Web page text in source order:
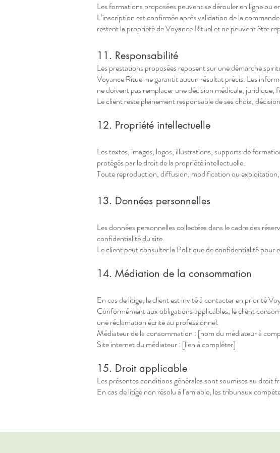
Les formations proposées peuvent se dérouler en ligne ou
L’inscription est confirmée après validation de la
restent la propriété de Voyance Rituel et ne peuvent être
11. Responsabilité
Les prestations proposées reposent sur une démarche
Voyance Rituel ne garantit aucun résultat précis. Les
ne doivent pas remplacer une décision médicale, juridique,
Le client reste pleinement responsable de ses choix,
12. Propriété intellectuelle
Les textes, images, logos, illustrations, supports de
protégés par le droit de la propriété intellectuelle.
Toute reproduction, diffusion, modification ou
13. Données personnelles
Les données personnelles collectées dans le cadre des
confidentialité du site.
Le client peut consulter la Politique de confidentialité pour
14. Médiation de la consommation
En cas de litige, le client est invité à contacter en priorité
Conformément aux obligations applicables, le client
une réclamation écrite au professionnel.
Médiateur de la consommation : [nom du médiateur à
Site internet du médiateur : [lien à compléter]
15. Droit applicable
Les présentes conditions générales sont soumises au droit
En cas de litige non résolu à l’amiable, les tribunaux